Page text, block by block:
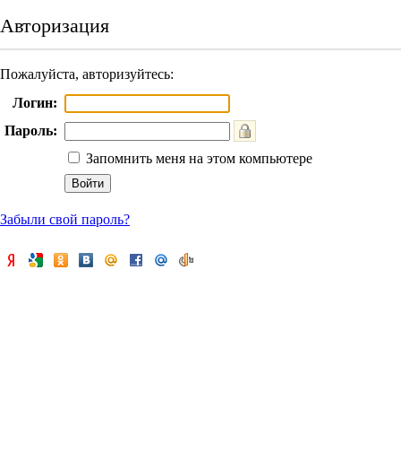
Авторизация
Пожалуйста, авторизуйтесь:
Логин:
Пароль:
Запомнить меня на этом компьютере
Забыли свой пароль?